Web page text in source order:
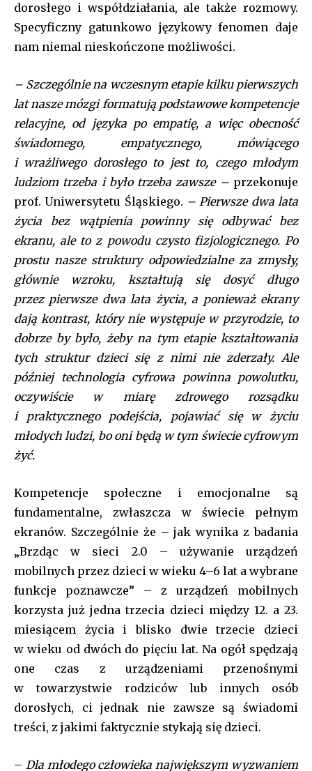
dorosłego i współdziałania, ale także rozmowy.
Specyficzny gatunkowo językowy fenomen daje
nam niemal nieskończone możliwości.
– Szczególnie na wczesnym etapie kilku pierwszych
lat nasze mózgi formatują podstawowe kompetencje
relacyjne, od języka po empatię, a więc obecność
świadomego, empatycznego, mówiącego
i wrażliwego dorosłego to jest to, czego młodym
ludziom trzeba i było trzeba zawsze –przekonuje
prof. Uniwersytetu Śląskiego. – Pierwsze dwa lata
życia bez wątpienia powinny się odbywać bez
ekranu, ale to z powodu czysto fizjologicznego. Po
prostu nasze struktury odpowiedzialne za zmysły,
głównie wzroku, kształtują się dosyć długo
przez pierwsze dwa lata życia, a ponieważ ekrany
dają kontrast, który nie występuje w przyrodzie, to
dobrze by było, żeby na tym etapie kształtowania
tych struktur dzieci się z nimi nie zderzały. Ale
później technologia cyfrowa powinna powolutku,
oczywiście w miarę zdrowego rozsądku
i praktycznego podejścia, pojawiać się w życiu
młodych ludzi, bo oni będą w tym świecie cyfrowym
żyć.
Kompetencje społeczne i emocjonalne są
fundamentalne, zwłaszcza w świecie pełnym
ekranów. Szczególnie że – jak wynika z badania
„Brzdąc w sieci 2.0 – używanie urządzeń
mobilnych przez dzieci w wieku 4–6 lat a wybrane
funkcje poznawcze” – z urządzeń mobilnych
korzysta już jedna trzecia dzieci między 12. a 23.
miesiącem życia i blisko dwie trzecie dzieci
w wieku od dwóch do pięciu lat. Na ogół spędzają
one czas z urządzeniami przenośnymi
w towarzystwie rodziców lub innych osób
dorosłych, ci jednak nie zawsze są świadomi
treści, z jakimi faktycznie stykają się dzieci.
– Dla młodego człowieka największym wyzwaniem